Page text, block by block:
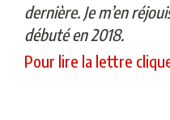
dernière. Je m’en
débuté en 2018.
Pour lire la lettre